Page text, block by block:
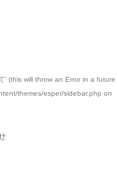
' (this will throw an Error in a future
themes/esper/sidebar.php on